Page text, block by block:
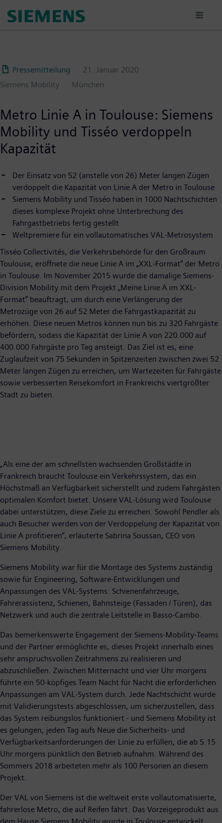
para
Pressemitteilung
21. Januar 2020
Siemens Mobility
München
Metro Linie A in Toulouse: Siemens
Mobility und Tisséo verdoppeln
Kapazität
Der Einsatz von 52 (anstelle von 26) Meter langen Zügen
verdoppelt die Kapazität von Linie A der Metro in Toulouse
Siemens Mobility und Tisséo haben in 1000 Nachtschichten
dieses komplexe Projekt ohne Unterbrechung des
Fahrgastbetriebs fertig gestellt
Weltpremiere für ein vollautomatisches VAL-Metrosystem
Tisséo Collectivités, die Verkehrsbehörde für den Großraum
Toulouse, eröffnete die neue Linie A im „XXL-Format“ der Metro
in Toulouse. Im November 2015 wurde die damalige Siemens-
Division Mobility mit dem Projekt „Meine Linie A im XXL-
Format” beauftragt, um durch eine Verlängerung der
Metrozüge von 26 auf 52 Meter die Fahrgastkapazität zu
erhöhen. Diese neuen Metros können nun bis zu 320 Fahrgäste
befördern, sodass die Kapazität der Linie A von 220.000 auf
400.000 Fahrgäste pro Tag ansteigt. Das Ziel ist es, eine
Zuglaufzeit von 75 Sekunden in Spitzenzeiten zwischen zwei 52
Meter langen Zügen zu erreichen, um Wartezeiten für Fahrgäste
sowie verbesserten Reisekomfort in Frankreichs viertgrößter
Stadt zu bieten.
„Als eine der am schnellsten wachsenden Großstädte in
Frankreich braucht Toulouse ein Verkehrssystem, das ein
Höchstmaß an Verfügbarkeit sicherstellt und zudem Fahrgästen
optimalen Komfort bietet. Unsere VAL-Lösung wird Toulouse
dabei unterstützen, diese Ziele zu erreichen. Sowohl Pendler als
auch Besucher werden von der Verdoppelung der Kapazität von
Linie A profitieren“, erläuterte Sabrina Soussan, CEO von
Siemens Mobility.
Siemens Mobility war für die Montage des Systems zuständig
sowie für Engineering, Software-Entwicklungen und
Anpassungen des VAL-Systems: Schienenfahrzeuge,
Fahrerassistenz, Schienen, Bahnsteige (Fassaden / Türen), das
Netzwerk und auch die zentrale Leitstelle in Basso-Cambo.
Das bemerkenswerte Engagement der Siemens-Mobility-Teams
und der Partner ermöglichte es, dieses Projekt innerhalb eines
sehr anspruchsvollen Zeitrahmens zu realisieren und
abzuschließen. Zwischen Mitternacht und vier Uhr morgens
führte ein 50-köpfiges Team Nacht für Nacht die erforderlichen
Anpassungen am VAL-System durch. Jede Nachtschicht wurde
mit Validierungstests abgeschlossen, um sicherzustellen, dass
das System reibungslos funktioniert - und Siemens Mobility ist
es gelungen, jeden Tag aufs Neue die Sicherheits- und
Verfügbarkeitsanforderungen der Linie zu erfüllen, die ab 5.15
Uhr morgens pünktlich den Betrieb aufnahm. Während des
Sommers 2018 arbeiteten mehr als 100 Personen an diesem
Projekt.
Der VAL von Siemens ist die weltweit erste vollautomatisierte,
fahrerlose Metro, die auf Reifen fährt. Das Vorzeigeprodukt aus